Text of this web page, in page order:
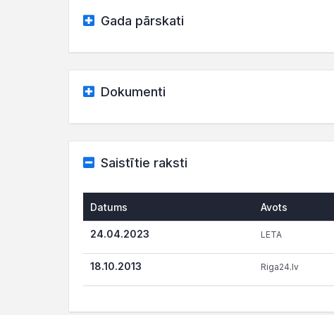
Gada pārskati
Dokumenti
Saistītie raksti
Datums Avots
24.04.2023 LETA
18.10.2013 Riga24.lv